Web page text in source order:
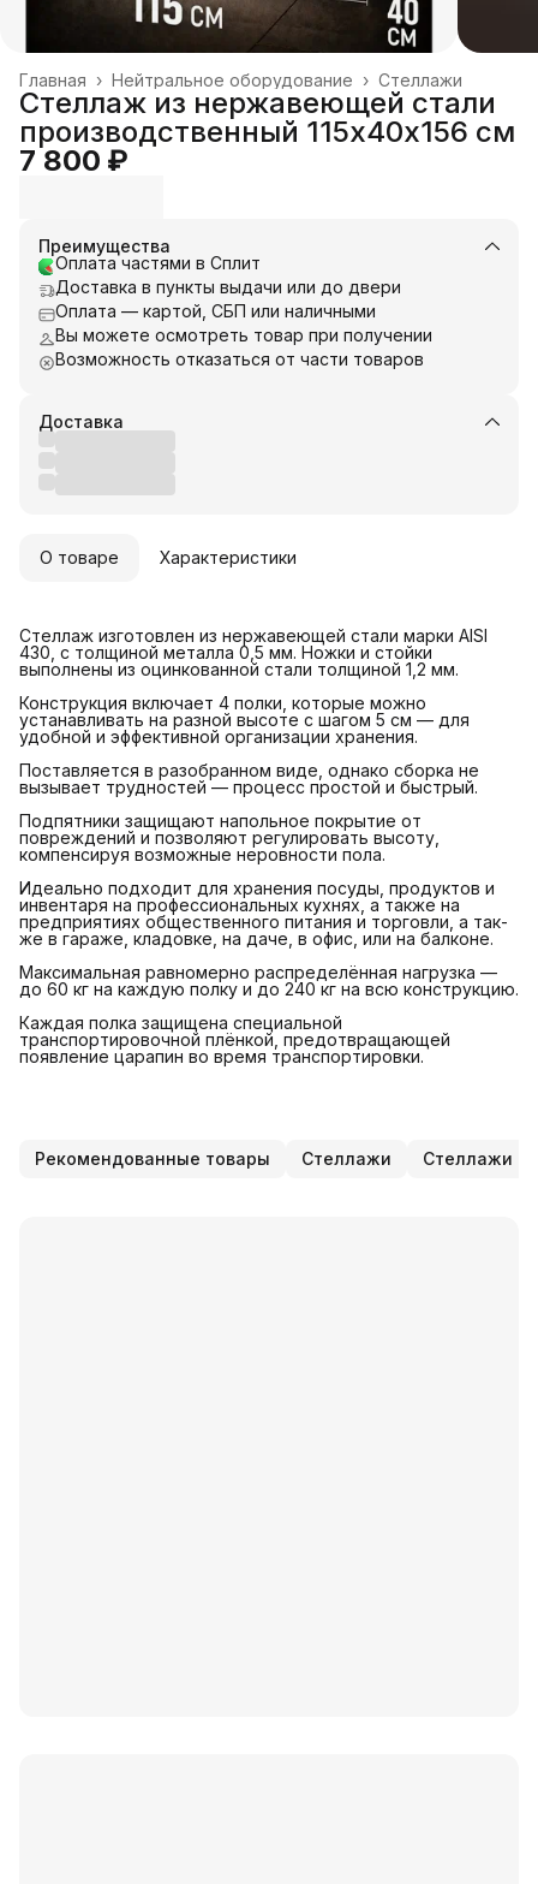
Стеллажи
Нейтральное оборудование ›
Главная ›
Стеллаж из нержавеющей стали
производственный 115х40х156 см
7 800 ₽
Преимущества
Оплата частями в Сплит
Доставка в пункты выдачи или до двери
Оплата — картой, СБП или наличными
Вы можете осмотреть товар при получении
Возможность отказаться от части товаров
Доставка
О товаре Характеристики
Стеллаж изготовлен из нержавеющей стали марки AISI
430, с толщиной металла 0,5 мм. Ножки и стойки
выполнены из оцинкованной стали толщиной 1,2 мм.
Конструкция включает 4 полки, которые можно
устанавливать на разной высоте с шагом 5 см — для
удобной и эффективной организации хранения.
Поставляется в разобранном виде, однако сборка не
вызывает трудностей — процесс простой и быстрый.
Подпятники защищают напольное покрытие от
повреждений и позволяют регулировать высоту,
компенсируя возможные неровности пола.
Идеально подходит для хранения посуды, продуктов и
инвентаря на профессиональных кухнях, а также на
предприятиях общественного питания и торговли, а так-
же в гараже, кладовке, на даче, в офис, или на балконе.
Максимальная равномерно распределённая нагрузка —
до 60 кг на каждую полку и до 240 кг на всю конструкцию.
Каждая полка защищена специальной
транспортировочной плёнкой, предотвращающей
появление царапин во время транспортировки.
Рекомендованные товары Стеллажи Стеллажи